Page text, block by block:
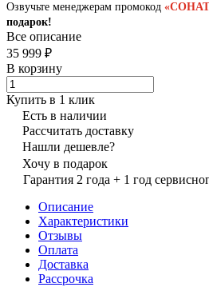
Озвучьте менеджерам промокод
подарок!
Все описание
35 999 ₽
В корзину
Купить в 1 клик
Есть в наличии
Рассчитать доставку
Нашли дешевле?
Хочу в подарок
Гарантия 2 года + 1 год
Описание
Характеристики
Отзывы
Оплата
Доставка
Рассрочка